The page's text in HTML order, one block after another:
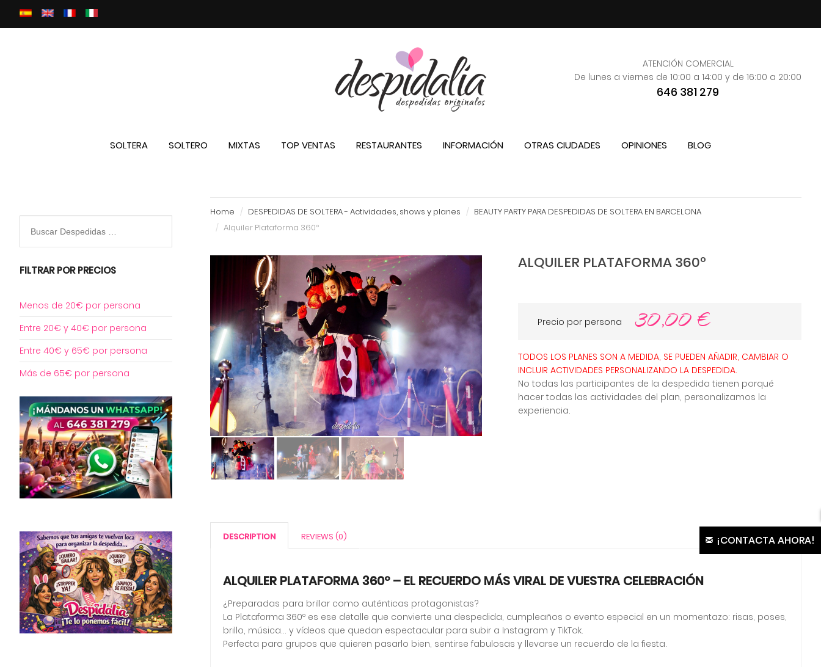
ATENCIÓN COMERCIAL
De lunes a viernes de 10:00 a 14:00 y de 16:00 a 20:00
646 381 279
SOLTERA SOLTERO MIXTAS TOP VENTAS RESTAURANTES INFORMACIÓN OTRAS CIUDADES OPINIONES BLOG
Home DESPEDIDAS DE SOLTERA - Actividades, shows y planes
BEAUTY PARTY PARA DESPEDIDAS DE SOLTERA EN BARCELONA
Alquiler Plataforma 360º
ALQUILER PLATAFORMA 360º
Precio por persona 30,00€
TODOS LOS PLANES SON A MEDIDA, SE PUEDEN AÑADIR, CAMBIAR O
INCLUIR ACTIVIDADES PERSONALIZANDO LA DESPEDIDA.
No todas las participantes de la despedida tienen porqué
hacer todas las actividades del plan, personalizamos la
experiencia.
DESCRIPTION REVIEWS (0)
ALQUILER PLATAFORMA 360º – EL RECUERDO MÁS VIRAL DE VUESTRA CELEBRACIÓN
¿Preparadas para brillar como auténticas protagonistas?
La Plataforma 360º es ese detalle que convierte una despedida, cumpleaños o evento especial en un momentazo: risas, poses,
brillo, música… y vídeos que quedan espectacular para subir a Instagram y TikTok.
Perfecta para grupos que quieren pasarlo bien, sentirse fabulosas y llevarse un recuerdo de la fiesta.
FILTRAR POR PRECIOS
Menos de 20€ por persona
Entre 20€ y 40€ por persona
Entre 40€ y 65€ por persona
Más de 65€ por persona
¡CONTACTA AHORA!